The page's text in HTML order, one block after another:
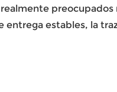
estables, la